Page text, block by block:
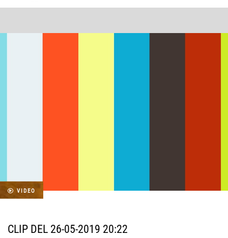
VIDEO
CLIP DEL 26-05-2019 20:22